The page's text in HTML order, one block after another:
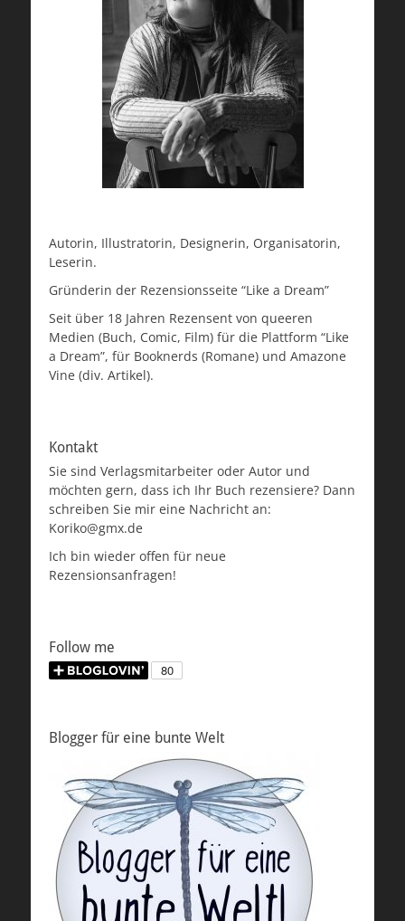
Autorin, Illustratorin, Designerin, Organisatorin,
Leserin.
Gründerin der Rezensionsseite “Like a Dream”
Seit über 18 Jahren Rezensent von queeren
Medien (Buch, Comic, Film) für die Plattform “Like
a Dream”, für Booknerds (Romane) und Amazone
Vine (div. Artikel).
Kontakt
Sie sind Verlagsmitarbeiter oder Autor und
möchten gern, dass ich Ihr Buch rezensiere? Dann
schreiben Sie mir eine Nachricht an:
Koriko@gmx.de
Ich bin wieder offen für neue
Rezensionsanfragen!
Follow me
Blogger für eine bunte Welt